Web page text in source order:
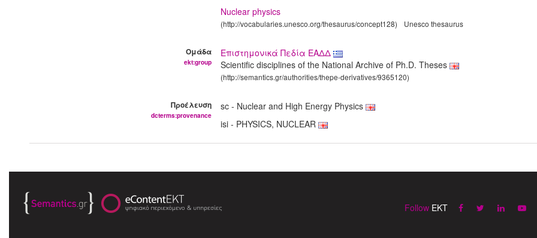
Nuclear physics
(http://vocabularies.unesco.org/thesaurus/concept128) Unesco thesaurus
Ομάδα
ekt:group
Επιστημονικά Πεδία ΕΑΔΔ
Scientific disciplines of the National Archive of Ph.D. Theses
(http://semantics.gr/authorities/thepe-derivatives/9365120)
Προέλευση
dcterms:provenance
sc - Nuclear and High Energy Physics
isi - PHYSICS, NUCLEAR
FollowEKT